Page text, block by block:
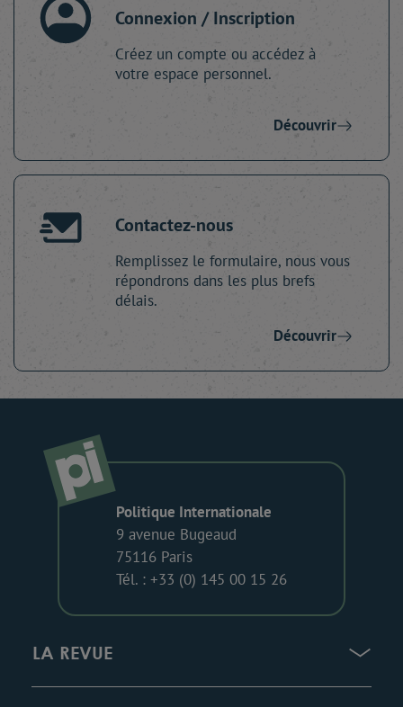
Connexion / Inscription
Créez un compte ou accédez à
votre espace personnel.
Découvrir
Contactez-nous
Remplissez le formulaire, nous vous
répondrons dans les plus brefs
délais.
Découvrir
Politique Internationale
9 avenue Bugeaud
75116 Paris
Tél. : +33 (0) 145 00 15 26
LA REVUE